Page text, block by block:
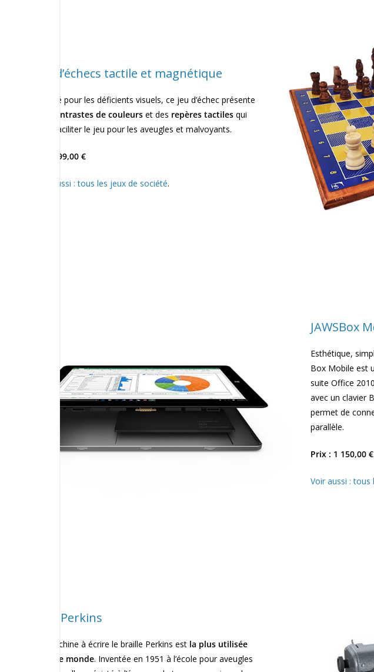
Jeu d’échecs tactile et magnétique
Adapté pour les déficients visuels, ce jeu d’échec présente
contrastes de couleurset des repères tactilesqui
vont faciliter le jeu pour les aveugles et malvoyants.
Prix : 99,00 €
Voir aussi : tous les jeux de société.
JAWSBox
Esthétique,
Box Mobile est
suite Office
avec un clavier
permet de
parallèle.
Prix : 1 150,00 €
Voir aussi : tous
Une Perkins
La machine à écrire le braille Perkins est la plus utilisée
dans le monde. Inventée en 1951 à l’école pour aveugles